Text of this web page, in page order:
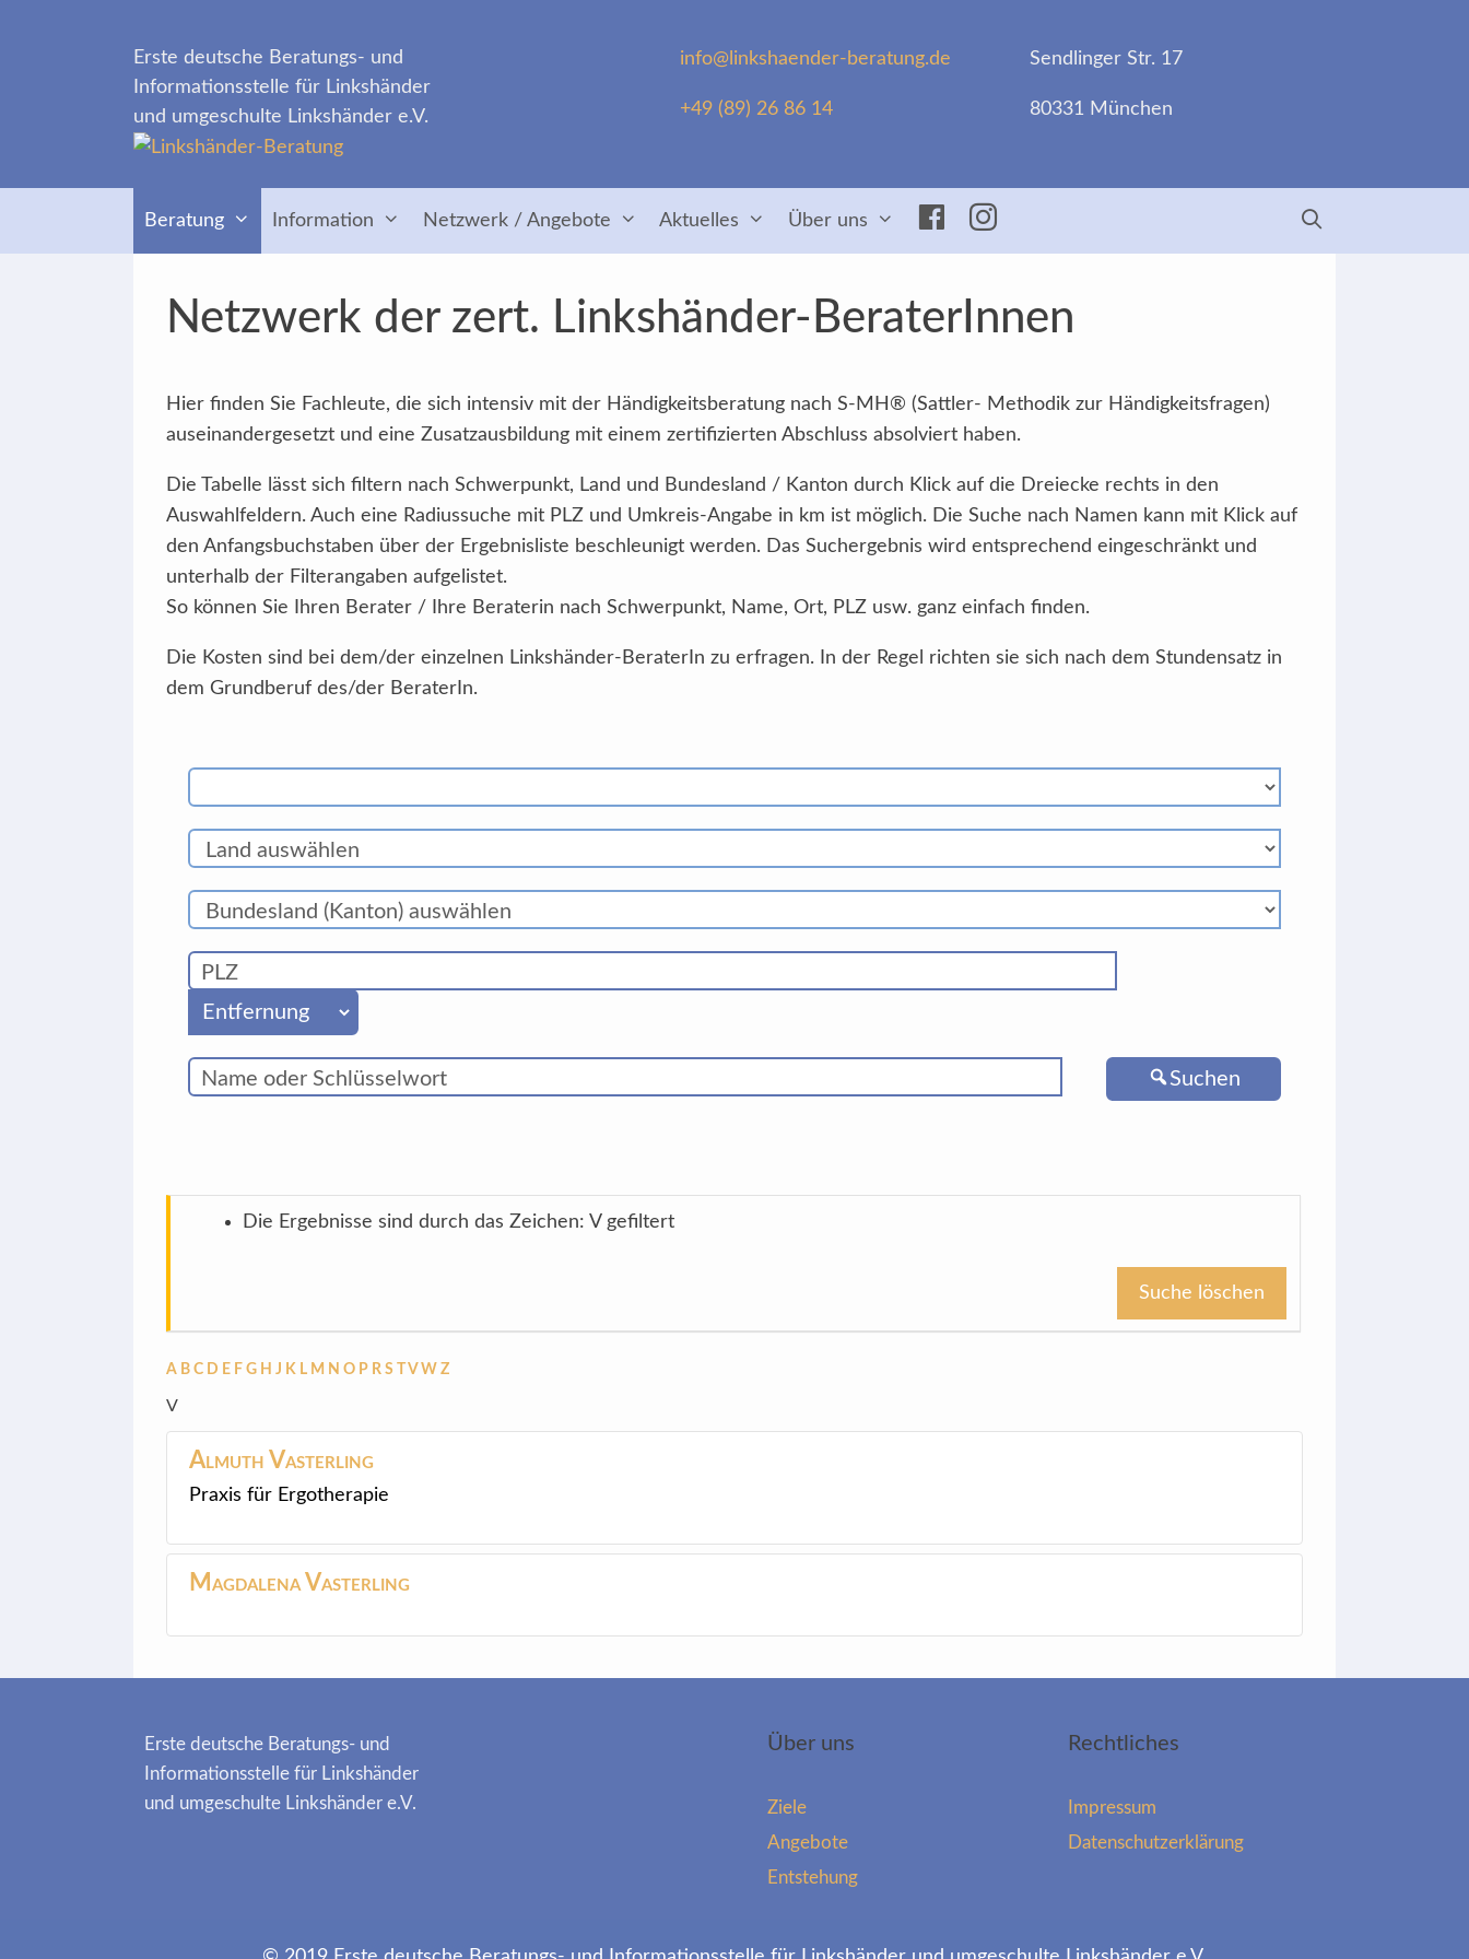
info@linkshaender-beratung.de
+49 (89) 26 86 14
Sendlinger Str. 17
80331 München
Erste deutsche Beratungs- und
Informationsstelle für Linkshänder
und umgeschulte Linkshänder e.V.
Beratung Information Netzwerk / Angebote Aktuelles Über uns Facebook
Insta
Netzwerk der zert. Linkshänder-BeraterInnen
Hier finden Sie Fachleute, die sich intensiv mit der Händigkeitsberatung nach S-MH® (Sattler- Methodik zur Händigkeitsfragen)
auseinandergesetzt und eine Zusatzausbildung mit einem zertifizierten Abschluss absolviert haben.
Die Tabelle lässt sich filtern nach Schwerpunkt, Land und Bundesland / Kanton durch Klick auf die Dreiecke rechts in den
Auswahlfeldern. Auch eine Radiussuche mit PLZ und Umkreis-Angabe in km ist möglich. Die Suche nach Namen kann mit Klick auf
den Anfangsbuchstaben über der Ergebnisliste beschleunigt werden. Das Suchergebnis wird entsprechend eingeschränkt und
unterhalb der Filterangaben aufgelistet.
So können Sie Ihren Berater / Ihre Beraterin nach Schwerpunkt, Name, Ort, PLZ usw. ganz einfach finden.
Die Kosten sind bei dem/der einzelnen Linkshänder-BeraterIn zu erfragen. In der Regel richten sie sich nach dem Stundensatz in
dem Grundberuf des/der BeraterIn.
Suchen
Die Ergebnisse sind durch das Zeichen: V gefiltert
Suche löschen
A B C D E F G H J K L M N O P R S V W Z
V
Almuth Vasterling
Praxis für Ergotherapie
MagdalenaVasterling
Erste deutsche Beratungs- und
Informationsstelle für Linkshänder
und umgeschulte Linkshänder e.V.
Über uns
Ziele
Angebote
Entstehung
Rechtliches
Impressum
Datenschutzerklärung